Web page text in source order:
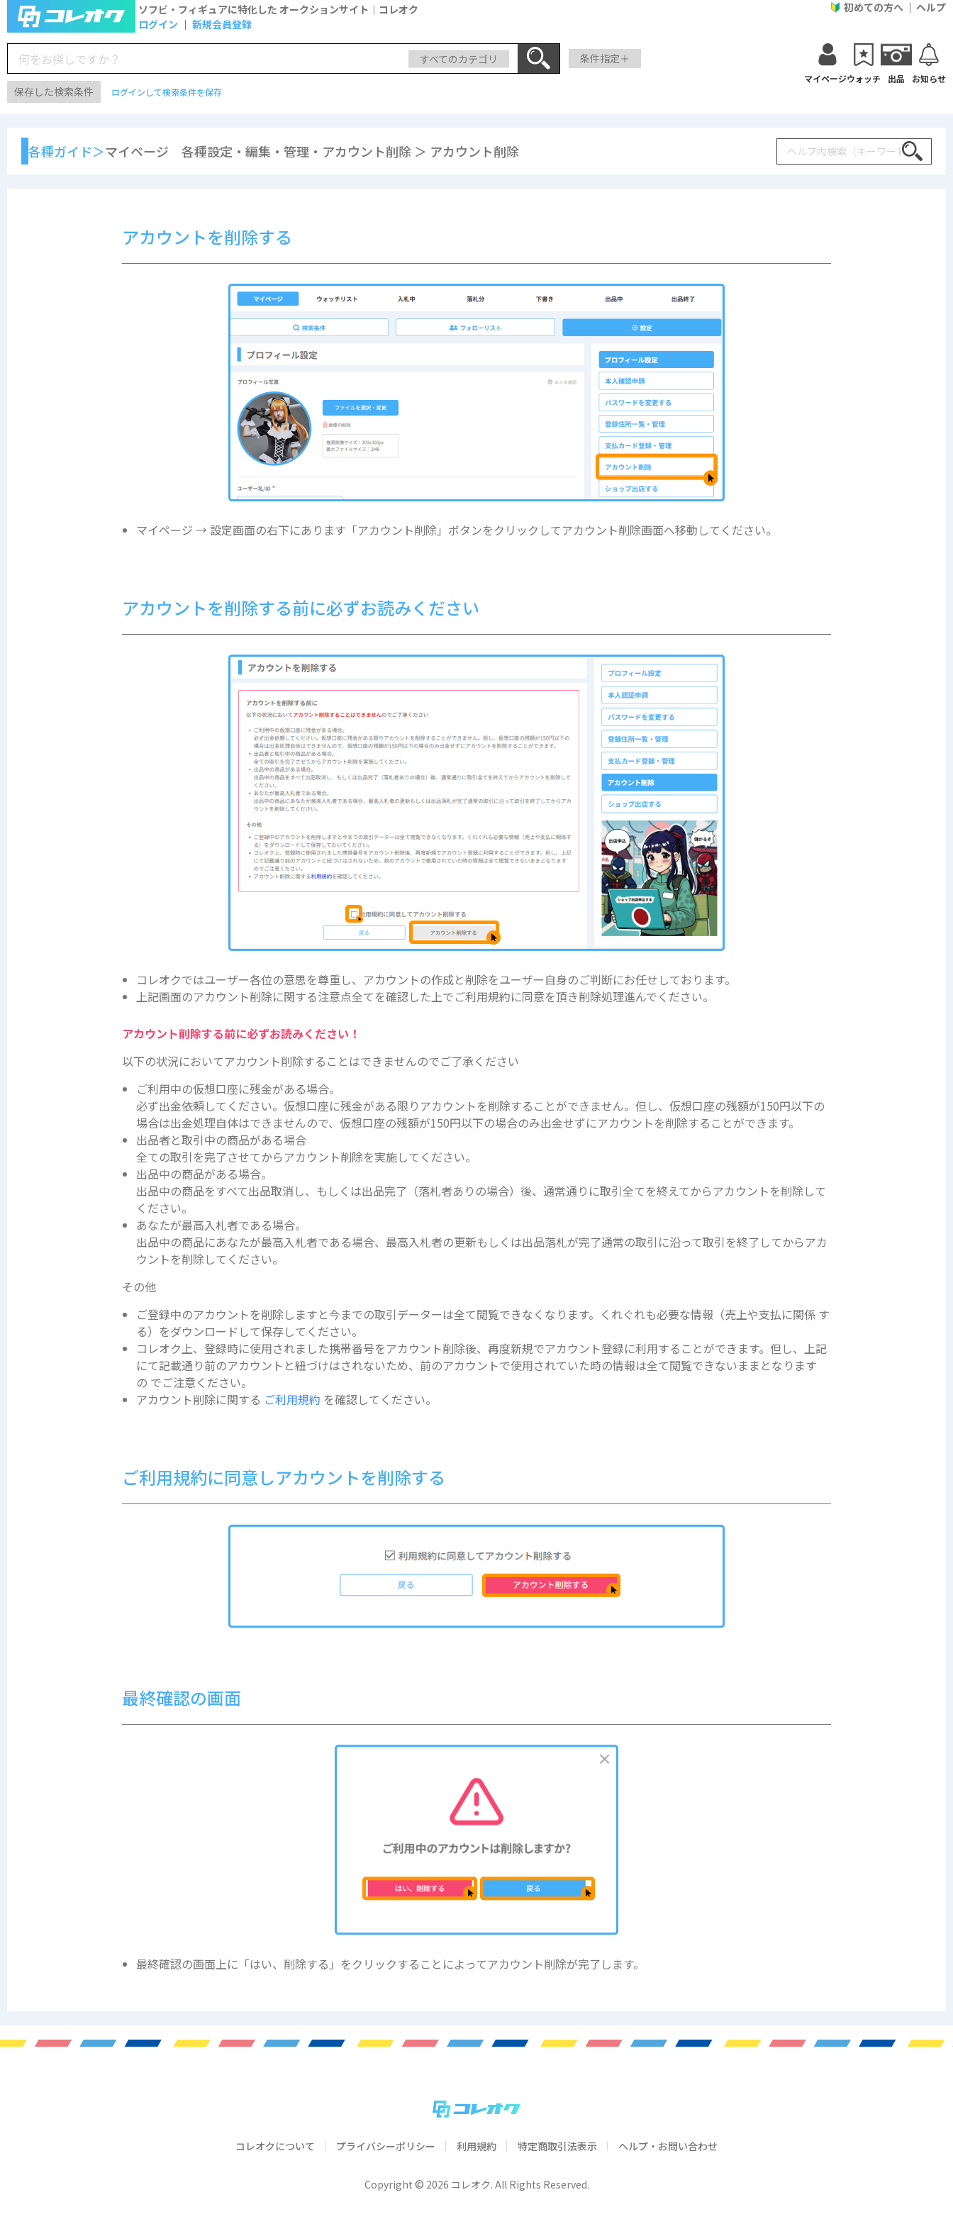
ソフビ・フィギュアに特化した オークションサイト｜コレオク
ログイン
新規会員登録
初めての方へ ヘルプ
すべてのカテゴリ 条件指定＋
保存した検索条件 ログインして検索条件を保存
マイページウォッチ 出品 お知らせ
各種ガイド＞マイページ 各種設定・編集・管理・アカウント削除 ＞ アカウント削除 Search
アカウントを削除する
マイページ → 設定画面の右下にあります「アカウント削除」ボタンをクリックしてアカウント削除画面へ移動してください。
アカウントを削除する前に必ずお読みください
コレオクではユーザー各位の意思を尊重し、アカウントの作成と削除をユーザー自身のご判断にお任せしております。
上記画面のアカウント削除に関する注意点全てを確認した上でご利用規約に同意を頂き削除処理進んでください。
アカウント削除する前に必ずお読みください！
以下の状況においてアカウント削除することはできませんのでご了承ください
ご利用中の仮想口座に残金がある場合。
必ず出金依頼してください。仮想口座に残金がある限りアカウントを削除することができません。但し、仮想口座の残額が150円以下の
場合は出金処理自体はできませんので、仮想口座の残額が150円以下の場合のみ出金せずにアカウントを削除することができます。
出品者と取引中の商品がある場合
全ての取引を完了させてからアカウント削除を実施してください。
出品中の商品がある場合。
出品中の商品をすべて出品取消し、もしくは出品完了（落札者ありの場合）後、通常通りに取引全てを終えてからアカウントを削除して
ください。
あなたが最高入札者である場合。
出品中の商品にあなたが最高入札者である場合、最高入札者の更新もしくは出品落札が完了通常の取引に沿って取引を終了してからアカ
ウントを削除してください。
その他
ご登録中のアカウントを削除しますと今までの取引データーは全て閲覧できなくなります。くれぐれも必要な情報（売上や支払に関係 す
る）をダウンロードして保存してください。
コレオク上、登録時に使用されました携帯番号をアカウント削除後、再度新規でアカウント登録に利用することができます。但し、上記
にて記載通り前のアカウントと紐づけはされないため、前のアカウントで使用されていた時の情報は全て閲覧できないままとなります
の でご注意ください。
アカウント削除に関する ご利用規約 を確認してください。
ご利用規約に同意しアカウントを削除する
最終確認の画面
最終確認の画面上に「はい、削除する」をクリックすることによってアカウント削除が完了します。
コレオクについて プライバシーポリシー 利用規約 特定商取引法表示 ヘルプ・お問い合わせ
Copyright © 2026 コレオク. All Rights Reserved.